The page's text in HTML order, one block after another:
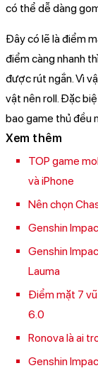
có thể dễ dàng
Đây có lẽ là điểm
điểm càng nhanh
được rút ngắn. Vì
vật nên roll. Đặc
bao game thủ đều
Xem thêm
TOP game
và iPhone
Nên chọn
Genshin
Genshin
Lauma
Điểm mặt 7
6.0
Ronova là ai
Genshin